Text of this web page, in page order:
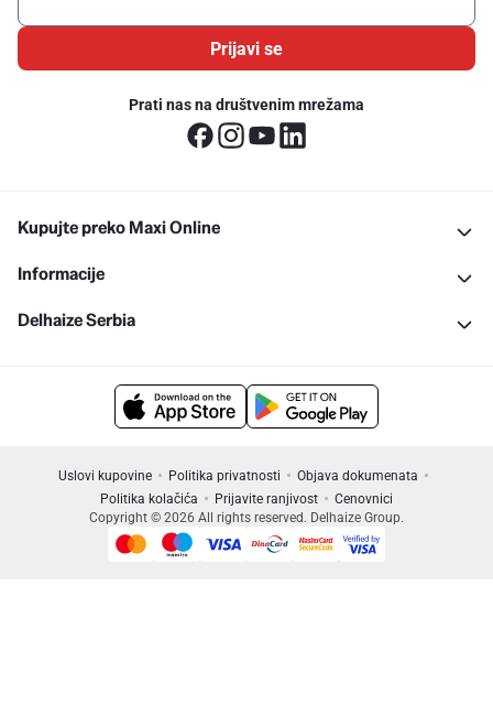
Prijavi se
Prati nas na društvenim mrežama
Kupujte preko Maxi Online
Informacije
Delhaize Serbia
Uslovi kupovine Politika privatnosti
Objava dokumenata
Politika kolačića
Prijavite ranjivost
Cenovnici
Copyright © 2026 All rights reserved. Delhaize Group.